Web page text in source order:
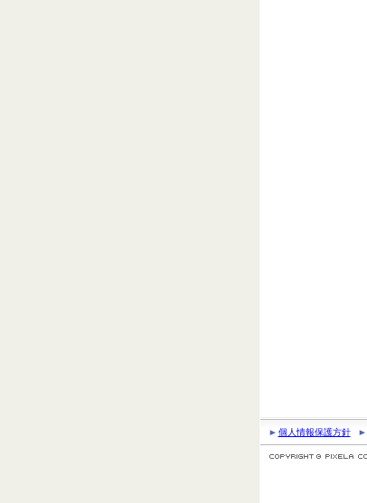
個人情報保護方針